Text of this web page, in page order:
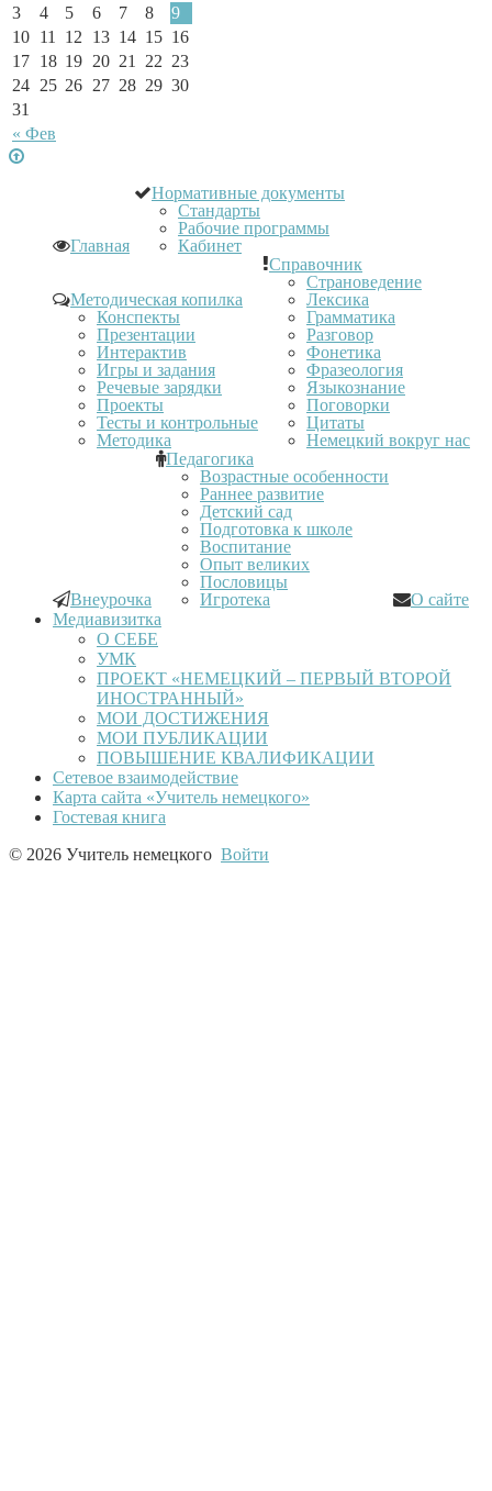
« Фев
3
4 5 6 7 8
9
10 11 12 13 14 15 16
17 18 19 20 21 22 23
24 25 26 27 28 29 30
31
Главная
Нормативные документы
Стандарты
Рабочие программы
Кабинет
Методическая копилка
Конспекты
Презентации
Интерактив
Игры и задания
Речевые зарядки
Проекты
Тесты и контрольные
Методика
Справочник
Страноведение
Лексика
Грамматика
Разговор
Фонетика
Фразеология
Языкознание
Поговорки
Цитаты
Немецкий вокруг нас
Внеурочка
Педагогика
Возрастные особенности
Раннее развитие
Детский сад
Подготовка к школе
Воспитание
Опыт великих
Пословицы
Игротека
О сайте
Медиавизитка
О СЕБЕ
УМК
ПРОЕКТ «НЕМЕЦКИЙ – ПЕРВЫЙ ВТОРОЙ
ИНОСТРАННЫЙ»
МОИ ДОСТИЖЕНИЯ
МОИ ПУБЛИКАЦИИ
ПОВЫШЕНИЕ КВАЛИФИКАЦИИ
Сетевое взаимодействие
Карта сайта «Учитель немецкого»
Гостевая книга
© 2026 Учитель немецкого Войти